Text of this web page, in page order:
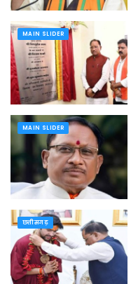
MAIN SLIDER
MAIN SLIDER
छत्तीसगढ़